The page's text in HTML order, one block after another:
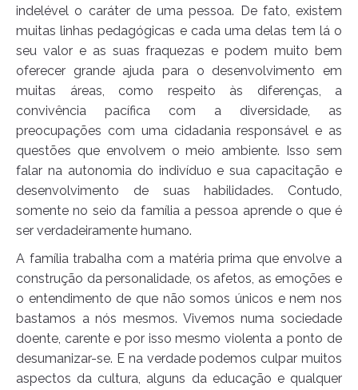
indelével o caráter de uma pessoa. De fato, existem
muitas linhas pedagógicas e cada uma delas tem lá o
seu valor e as suas fraquezas e podem muito bem
oferecer grande ajuda para o desenvolvimento em
muitas áreas, como respeito às diferenças, a
convivência pacífica com a diversidade, as
preocupações com uma cidadania responsável e as
questões que envolvem o meio ambiente. Isso sem
falar na autonomia do indivíduo e sua capacitação e
desenvolvimento de suas habilidades. Contudo,
somente no seio da família a pessoa aprende o que é
ser verdadeiramente humano.
A família trabalha com a matéria prima que envolve a
construção da personalidade, os afetos, as emoções e
o entendimento de que não somos únicos e nem nos
bastamos a nós mesmos. Vivemos numa sociedade
doente, carente e por isso mesmo violenta a ponto de
desumanizar-se. E na verdade podemos culpar muitos
aspectos da cultura, alguns da educação e qualquer